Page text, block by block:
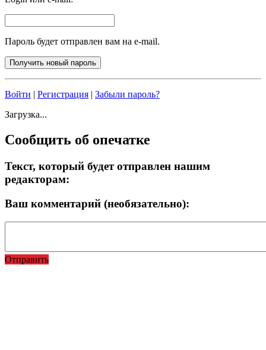
Пароль будет отправлен вам на e-mail.
Войти | Регистрация | Забыли пароль?
Загрузка...
Сообщить об опечатке
Текст, который будет отправлен нашим
редакторам:
Ваш комментарий (необязательно):
Отправить